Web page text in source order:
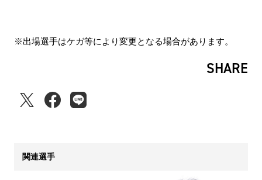
※出場選手はケガ等により変更となる場合があります。
SHARE
関連選手